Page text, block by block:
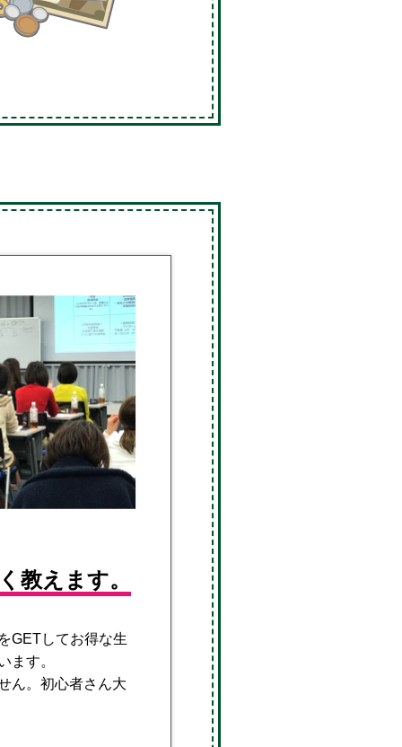
教えます。
GETしてお得な生
ます。
ん。初心者さん大